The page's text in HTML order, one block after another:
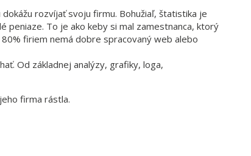
rozvíjať svoju firmu. Bohužiaľ, štatistika je
peniaze. To je ako keby si mal zamestnanca, ktorý
firiem nemá dobre spracovaný web alebo
Od základnej analýzy, grafiky, loga,
firma rástla.